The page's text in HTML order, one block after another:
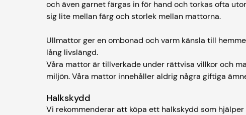
och även garnet färgas in för hand och torkas ofta
sig lite mellan färg och storlek mellan mattorna.
Ullmattor ger en ombonad och varm känsla till
lång livslängd.
Våra mattor är tillverkade under rättvisa villkor och
miljön. Våra mattor innehåller aldrig några giftiga
Halkskydd
Vi rekommenderar att köpa ett halkskydd som